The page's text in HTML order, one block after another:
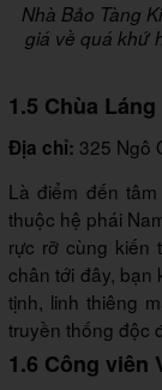
Nhà Bảo Tàng
giá về quá khứ
1.5 Chùa Láng
Địa chỉ: 325 Ngô
Là điểm đến
thuộc hệ phái
rực rỡ cùng kiến
chân tới đây, bạn
tịnh, linh thiêng
truyền thống độc
1.6 Công viên